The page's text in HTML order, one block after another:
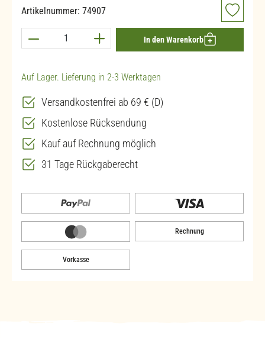
Artikelnummer: 74907
Produkt Anzahl: Gib den gewünschten Wert
In den Warenkorb
Auf Lager. Lieferung in 2-3 Werktagen
Versandkostenfrei ab 69 € (D)
Kostenlose Rücksendung
Kauf auf Rechnung möglich
31 Tage Rückgaberecht
Rechnung
Vorkasse